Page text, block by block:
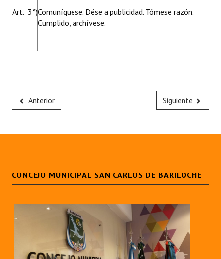
Art. 3°)Comuníquese. Dése a publicidad. Tómese razón.
Cumplido, archívese.
Anterior Siguiente
CONCEJO MUNICIPAL SAN CARLOS DE BARILOCHE